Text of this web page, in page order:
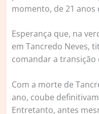
momento, de 21
Esperança que, na
em Tancredo Neves,
comandar a transição
Com a morte de
ano, coube
Entretanto, antes